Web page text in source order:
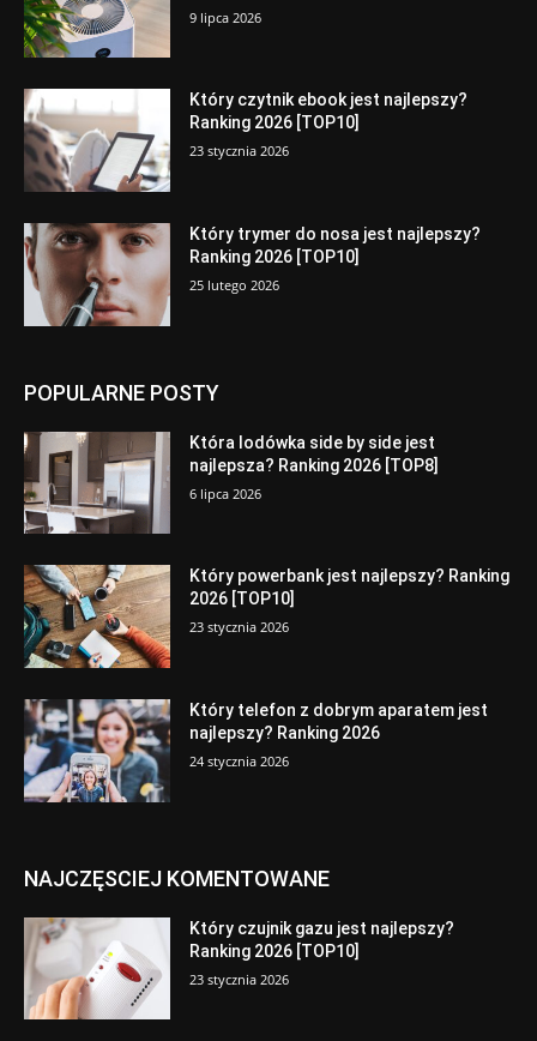
9 lipca 2026
Który czytnik ebook jest najlepszy?
Ranking 2026 [TOP10]
23 stycznia 2026
Który trymer do nosa jest najlepszy?
Ranking 2026 [TOP10]
25 lutego 2026
POPULARNE POSTY
Która lodówka side by side jest
najlepsza? Ranking 2026 [TOP8]
6 lipca 2026
Który powerbank jest najlepszy? Ranking
2026 [TOP10]
23 stycznia 2026
Który telefon z dobrym aparatem jest
najlepszy? Ranking 2026
24 stycznia 2026
NAJCZĘSCIEJ KOMENTOWANE
Który czujnik gazu jest najlepszy?
Ranking 2026 [TOP10]
23 stycznia 2026